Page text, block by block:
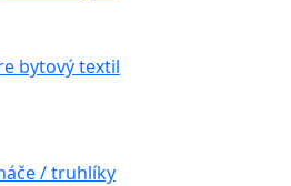
bytový textil
/ truhlíky